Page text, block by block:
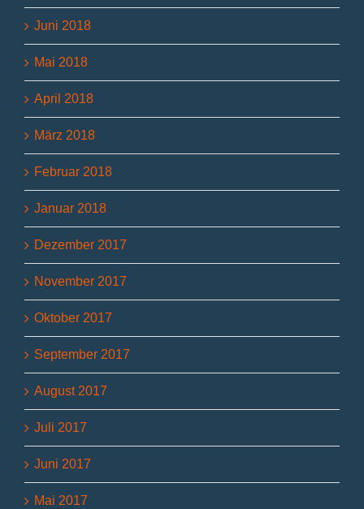
Juni 2018
Mai 2018
April 2018
März 2018
Februar 2018
Januar 2018
Dezember 2017
November 2017
Oktober 2017
September 2017
August 2017
Juli 2017
Juni 2017
Mai 2017